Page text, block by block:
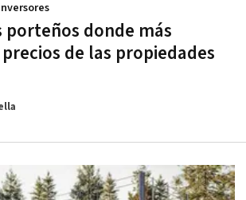
porteños donde más
de las propiedades